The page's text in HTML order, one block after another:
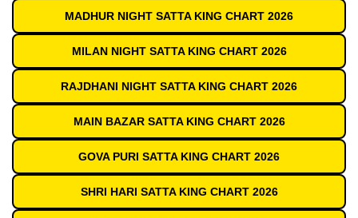
MADHUR NIGHT SATTA KING CHART 2026
MILAN NIGHT SATTA KING CHART 2026
RAJDHANI NIGHT SATTA KING CHART 2026
MAIN BAZAR SATTA KING CHART 2026
GOVA PURI SATTA KING CHART 2026
SHRI HARI SATTA KING CHART 2026